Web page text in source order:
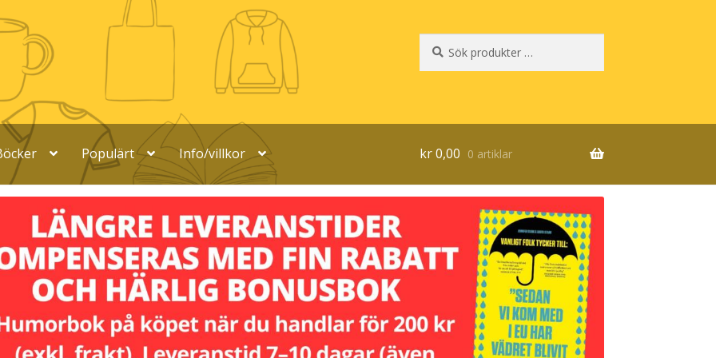
efter:
Populärt Info/villkor kr0,00 0 artiklar